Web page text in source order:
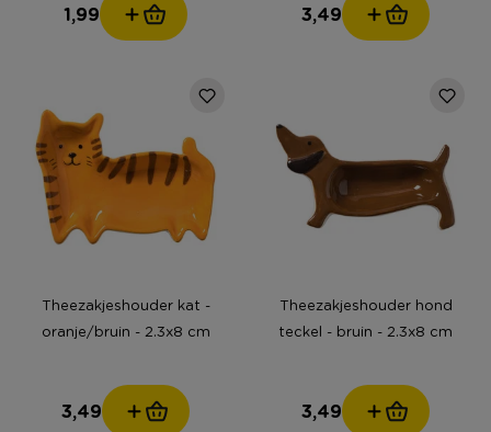
1,99 3,49
Theezakjeshouder kat -
oranje/bruin - 2.3x8 cm
3,49
Theezakjeshouder hond
teckel - bruin - 2.3x8 cm
3,49